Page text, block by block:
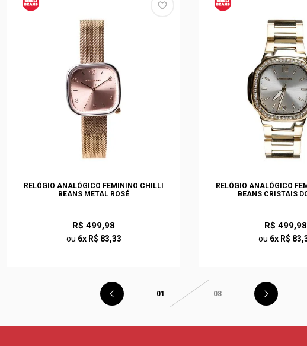
RELÓGIO ANALÓGICO FEMININO CHILLI
BEANS METAL ROSÉ
R$ 499,98
ou 6x R$ 83,33
RELÓGIO ANALÓGICO
BEANS CRISTAIS
R$ 499,98
ou 6x R$
01 08